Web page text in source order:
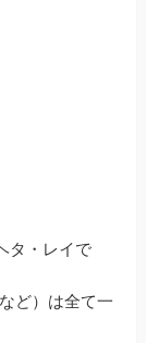
タ・レイで
ど）は全て一